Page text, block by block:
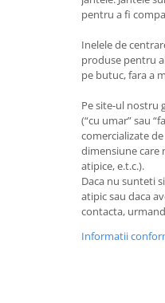
pentru a fi
Inelele de
produse pentru
pe butuc, fara a
Pe site-ul nostru
(“cu umar” sau
comercializate
dimensiune care
atipice, e.t.c.).
Daca nu sunteti
atipic sau daca
contacta,
Informatii